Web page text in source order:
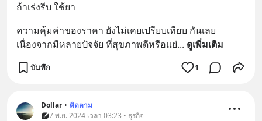
ถ้าเร่งรีบ ใช้ยา
ความคุ้มค่าของราคา ยังไม่เคยเปรียบเทียบ กันเลย
เนื่องจากมีหลายปัจจัย ที่สุขภาพดีหรือแย่... ดูเพิ่มเติม
บันทึก 1
Dollar • ติดตาม
7 พ.ย. 2024 เวลา 03:23 • ธุรกิจ